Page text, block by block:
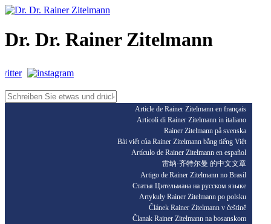
Dr. Dr. Rainer Zitelmann
Article de Rainer Zitelmann en français
Articoli di Rainer Zitelmann in italiano
Rainer Zitelmann på svenska
Bài viết của Rainer Zitelmann bằng tiếng Việt
Artículo de Rainer Zitelmann en español
雷纳·齐特尔曼 的中文文章
Artigo de Rainer Zitelmann no Brasil
Статья Цительмана на русском языке
Artykuły Rainer Zitelmann po polsku
Článek Rainer Zitelmann v češtině
Članak Rainer Zitelmann na bosanskom